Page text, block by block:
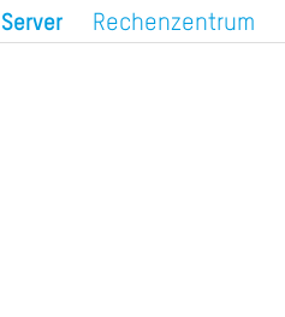
Server Rechenzentrum